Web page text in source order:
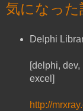
気になっ
Delphi
[delphi,
excel]
http://